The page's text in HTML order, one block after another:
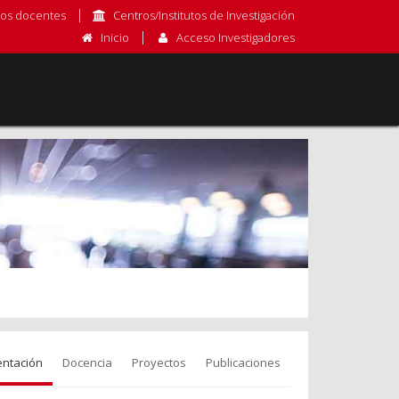
docentes
Centros/Institutos de Investigación
Inicio
Acceso Investigadores
Docencia Proyectos Publicaciones